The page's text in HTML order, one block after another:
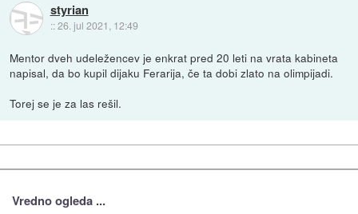
styrian
::26. jul 2021, 12:49
Mentor dveh udeležencev je enkrat pred 20 leti na vrata kabineta
napisal, da bo kupil dijaku Ferarija, če ta dobi zlato na olimpijadi.
Torej se je za las rešil.
Vredno ogleda ...